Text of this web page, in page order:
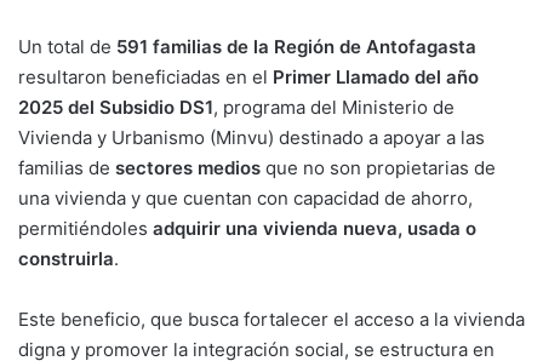
Un total de 591 familias de la Región de Antofagasta
resultaron beneficiadas en el Primer Llamado del año
2025 del Subsidio DS1, programa del Ministerio de
Vivienda y Urbanismo (Minvu) destinado a apoyar a las
familias de sectores medios que no son propietarias de
una vivienda y que cuentan con capacidad de ahorro,
permitiéndoles adquirir una vivienda nueva, usada o
construirla.
Este beneficio, que busca fortalecer el acceso a la vivienda
digna y promover la integración social, se estructura en